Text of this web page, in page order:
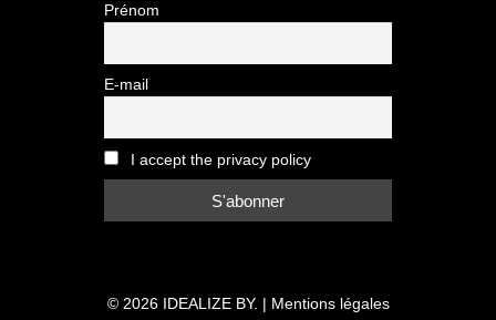
Prénom
E-mail
I accept the privacy policy
© 2026 IDEALIZE BY. | Mentions légales